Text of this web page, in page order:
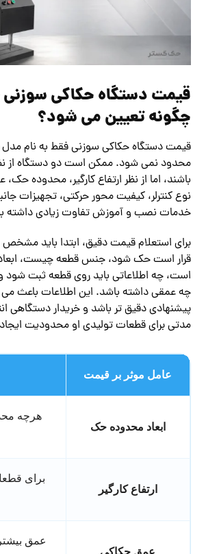
قیمت دستگاه حکاکی سوزنی
چگونه تعیین می شود؟
قیمت دستگاه حکاکی سوزنی فقط به نام مدل
محدود نمی شود. ممکن است دو دستگاه از
باشند، اما از نظر ارتفاع کارگیر، محدوده
نوع کنترلر، کیفیت محور حرکتی، تجهیزات
خدمات نصب و آموزش تفاوت زیادی داشته
برای استعلام قیمت دقیق، ابتدا باید
قرار است حک شود، جنس قطعه چیست،
است، چه اطلاعاتی باید روی قطعه ثبت شود
چه عمقی داشته باشد. این اطلاعات باعث
پیشنهادی دقیق تر باشد و خریدار دستگاهی
مدتی برای قطعات تولیدی او محدودیت
عامل موثر بر قیمت
ابعاد محدوده حک
هرچه
ارتفاع کارگیر
برای
عمق